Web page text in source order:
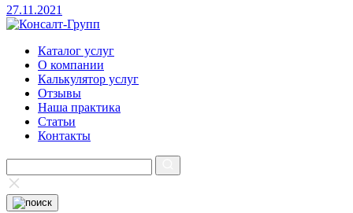
27.11.2021
Каталог услуг
О компании
Калькулятор услуг
Отзывы
Наша практика
Статьи
Контакты